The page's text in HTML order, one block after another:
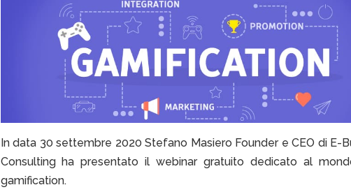
In data 30 settembre 2020 Stefano Masiero Founder e CEO di E-
Consulting ha presentato il webinar gratuito dedicato al
gamification.